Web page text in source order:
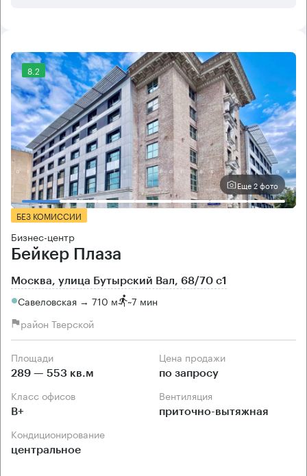
8.2
Еще 2 фото
БЕЗ КОМИССИИ
Бизнес-центр
Бейкер Плаза
Москва, улица Бутырский Вал, 68/70 с1
Савеловская → 710 м ~7 мин
район Тверской
Площади
289 — 553 кв.м
Цена продажи
по запросу
Класс офисов
B+
Вентиляция
приточно-вытяжная
Кондиционирование
центральное